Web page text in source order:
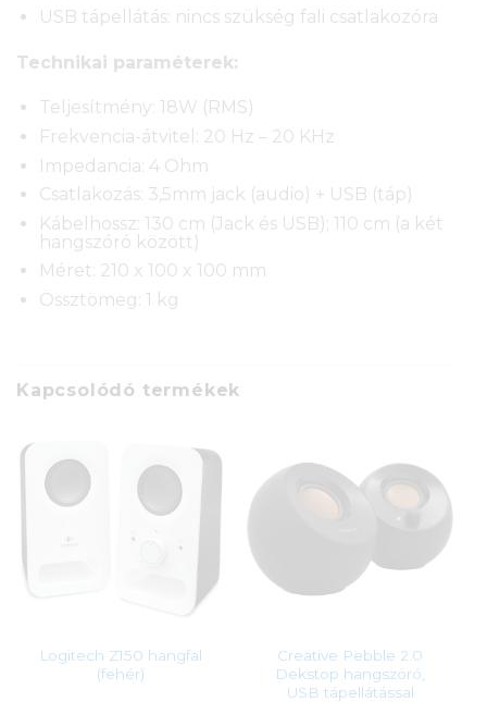
USB tápellátás: nincs szükség fali csatlakozóra
Technikai paraméterek:
Teljesítmény: 18W (RMS)
Frekvencia-átvitel: 20 Hz – 20 KHz
Impedancia: 4 Ohm
Csatlakozás: 3,5mm jack (audio) + USB (táp)
Kábelhossz: 130 cm (Jack és USB); 110 cm (a két
hangszóró között)
Méret: 210 x 100 x 100 mm
Össztömeg: 1 kg
Kapcsolódó termékek
Logitech Z150 hangfal
(fehér)
Creative Pebble 2.0
Dekstop hangszóró,
USB tápellátással